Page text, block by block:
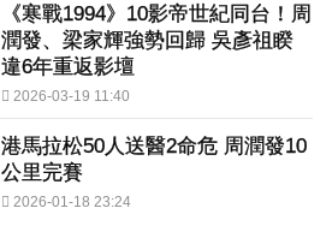
《寒戰1994》10影帝世紀同台！周
潤發、梁家輝強勢回歸 吳彥祖睽
違6年重返影壇
2026-03-19 11:40
港馬拉松50人送醫2命危 周潤發10
公里完賽
2026-01-18 23:24